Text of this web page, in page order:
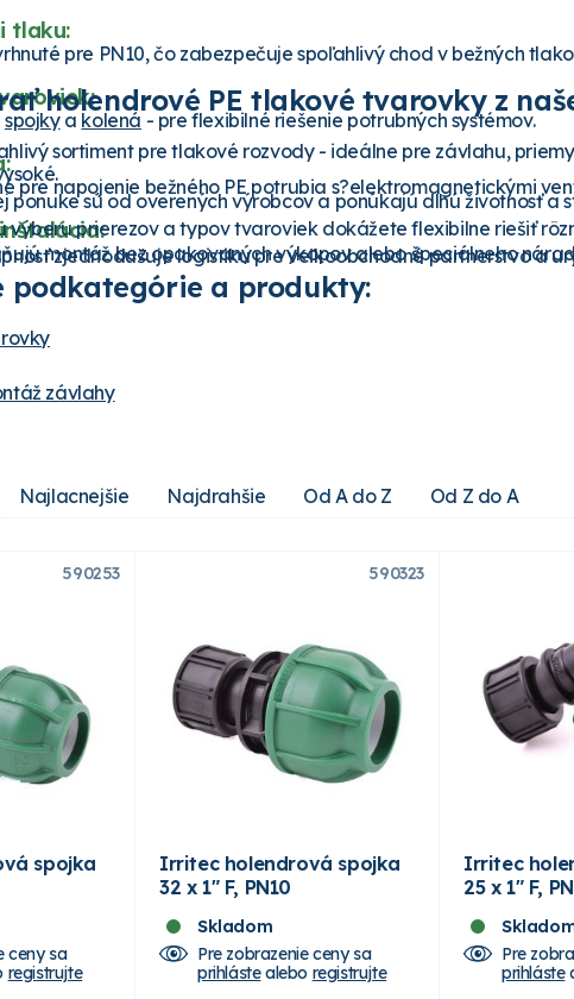
tlaku:
pre PN10, čo zabezpečuje spoľahlivý chod v bežných
spojkya kolená - pre flexibilné riešenie potrubných systémov.
pre napojenie bežného PE potrubia s?elektromagnetickými
montáž bez opakovaných výkopov alebo špeciálneho
holendrové PE tlakové tvarovky z
sortiment pre tlakové rozvody - ideálne pre závlahu,
ponuke sú od overených výrobcov a ponúkajú dlhú životnosť a
výberu prierezov a typov tvaroviek dokážete flexibilne riešiť
zjednodušuje logistiku pre veľkoobchodné partnerstvo a
podkategórie a produkty:
závlahy
Najlacnejšie Najdrahšie Od A do Z Od Z do A
590253
spojka
ceny sa
registrujte
590323
Irritec holendrová spojka
32 x 1" F, PN10
Skladom
Pre zobrazenie ceny sa
prihlástealebo registrujte
Irritec
25 x 1" F,
Pre
prihláste